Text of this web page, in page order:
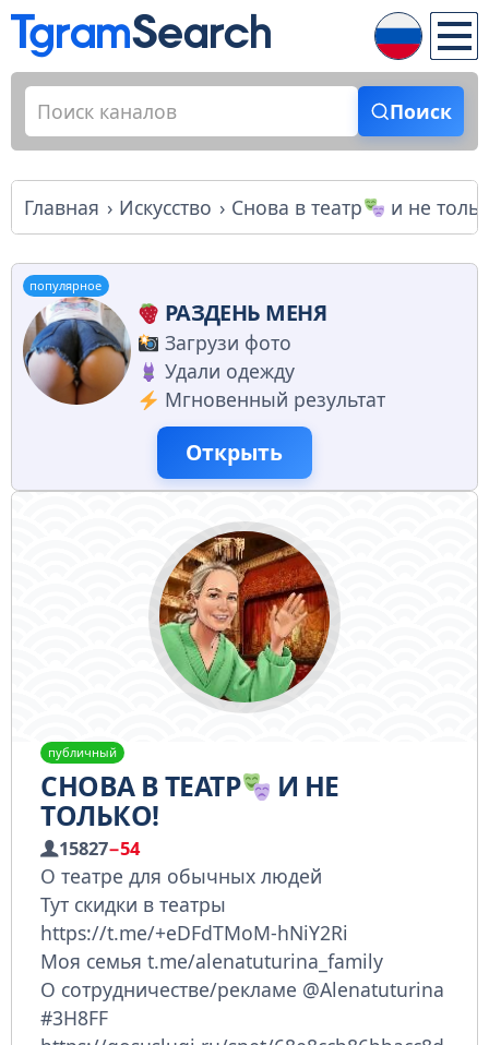
Поиск
Главная Искусство Снова в театр и не
популярное
РАЗДЕНЬ МЕНЯ
Загрузи фото
Удали одежду
Мгновенный результат
Открыть
публичный
СНОВА В ТЕАТР
И НЕ
ТОЛЬКО!
15827−54
О театре для обычных людей
Тут скидки в театры
https://t.me/+eDFdTMoM-hNiY2Ri
Моя семья t.me/alenatuturina_family
О сотрудничестве/рекламе @Alenatuturina
#3H8FF